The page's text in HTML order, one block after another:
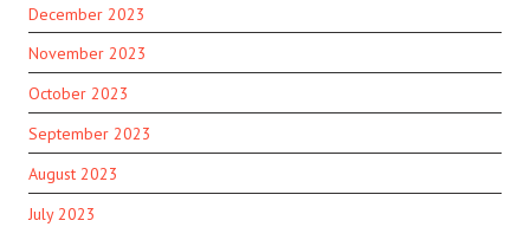
December 2023
November 2023
October 2023
September 2023
August 2023
July 2023